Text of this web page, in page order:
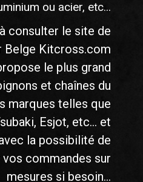
ou acier, etc...
consulter le site de
Belge Kitcross.com
le plus grand
et chaînes du
marques telles que
Esjot, etc... et
la possibilité de
commandes sur
mesures si besoin...